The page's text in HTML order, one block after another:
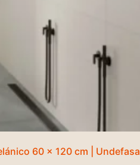
60 x 120 cm | Undefasa